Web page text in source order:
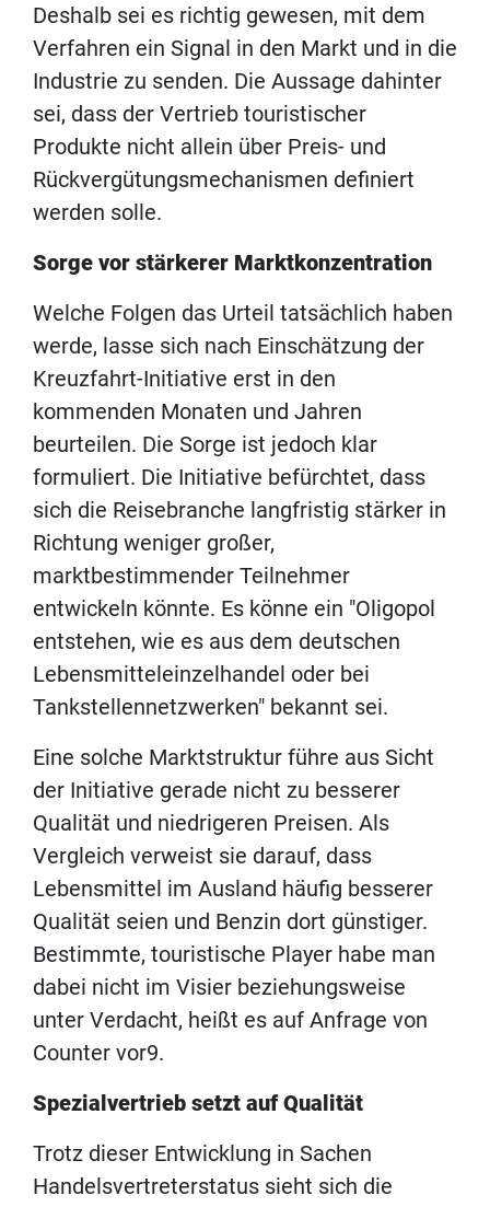
Deshalb sei es richtig gewesen, mit dem
Verfahren ein Signal in den Markt und in die
Industrie zu senden. Die Aussage dahinter
sei, dass der Vertrieb touristischer
Produkte nicht allein über Preis- und
Rückvergütungsmechanismen definiert
werden solle.
Sorge vor stärkerer Marktkonzentration
Welche Folgen das Urteil tatsächlich haben
werde, lasse sich nach Einschätzung der
Kreuzfahrt-Initiative erst in den
kommenden Monaten und Jahren
beurteilen. Die Sorge ist jedoch klar
formuliert. Die Initiative befürchtet, dass
sich die Reisebranche langfristig stärker in
Richtung weniger großer,
marktbestimmender Teilnehmer
entwickeln könnte. Es könne ein "Oligopol
entstehen, wie es aus dem deutschen
Lebensmitteleinzelhandel oder bei
Tankstellennetzwerken" bekannt sei.
Eine solche Marktstruktur führe aus Sicht
der Initiative gerade nicht zu besserer
Qualität und niedrigeren Preisen. Als
Vergleich verweist sie darauf, dass
Lebensmittel im Ausland häufig besserer
Qualität seien und Benzin dort günstiger.
Bestimmte, touristische Player habe man
dabei nicht im Visier beziehungsweise
unter Verdacht, heißt es auf Anfrage von
Counter vor9.
Spezialvertrieb setzt auf Qualität
Trotz dieser Entwicklung in Sachen
Handelsvertreterstatus sieht sich die